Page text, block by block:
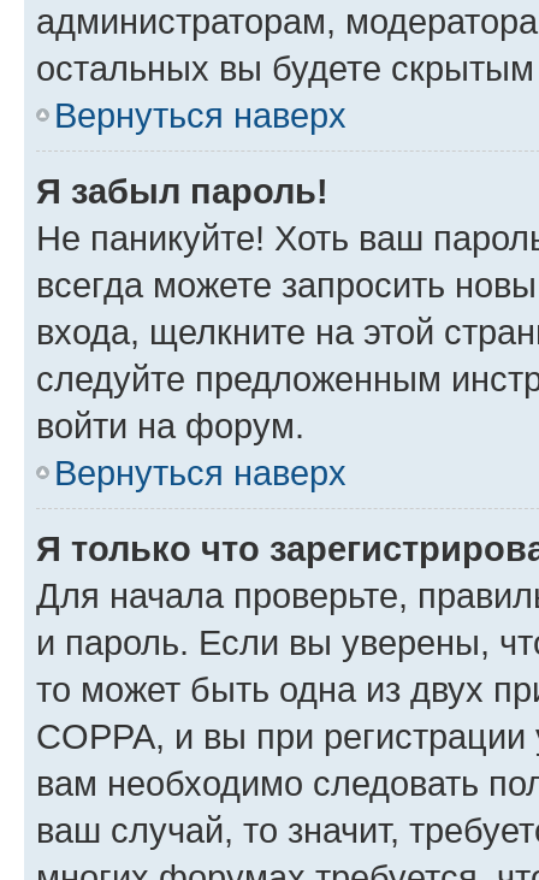
администраторам,
остальных вы будете
Вернуться наверх
Я забыл пароль!
Не паникуйте! Хоть ваш
всегда можете запросить
входа, щелкните на этой
следуйте предложенным
войти на форум.
Вернуться наверх
Я только что
Для начала проверьте,
и пароль. Если вы уверены,
то может быть одна из двух
COPPA, и вы при
вам необходимо следовать
ваш случай, то значит,